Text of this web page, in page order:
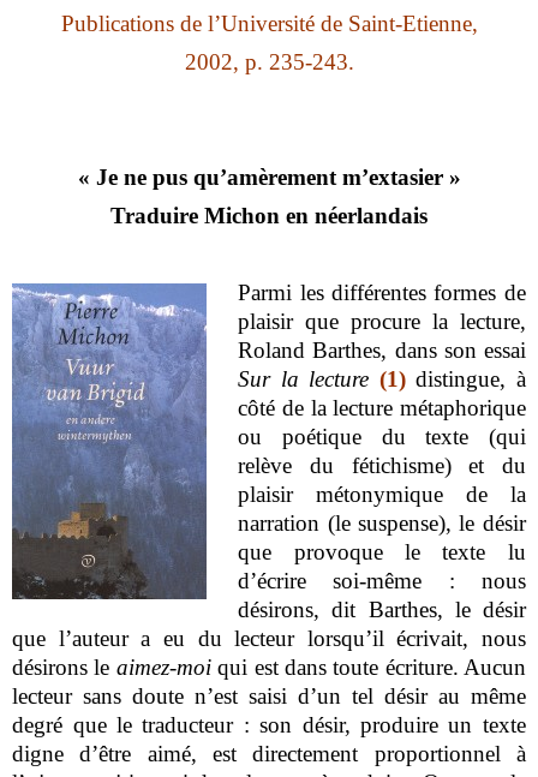
Publications de l’Université de Saint-Etienne,
2002, p. 235-243.
« Je ne pus qu’amèrement m’extasier »
Traduire Michon en néerlandais
Parmi les différentes formes de
plaisir que procure la lecture,
Roland Barthes, dans son essai
Sur la lecture (1)distingue, à
côté de la lecture métaphorique
ou poétique du texte (qui
relève du fétichisme) et du
plaisir métonymique de la
narration (le suspense), le désir
que provoque le texte lu
d’écrire soi-même : nous
désirons, dit Barthes, le désir
que l’auteur a eu du lecteur lorsqu’il écrivait, nous
désirons le aimez-moi qui est dans toute écriture. Aucun
lecteur sans doute n’est saisi d’un tel désir au même
degré que le traducteur : son désir, produire un texte
digne d’être aimé, est directement proportionnel à